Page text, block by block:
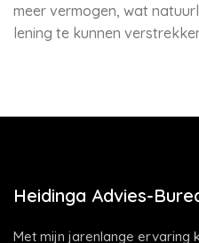
meer vermogen, wat
lening te kunnen
Heidinga Advies-
Met mijn jarenlange ervaring